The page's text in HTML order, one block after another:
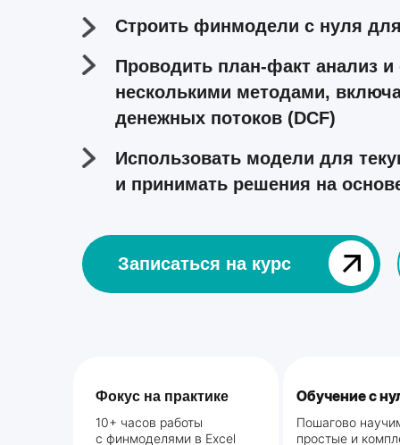
Записаться на курс⠀⠀⠀⠀
Строить финмодели с нуля
Проводить план-факт анализ и
несколькими методами,
денежных потоков (DCF)
Использовать модели для
и принимать решения на
Фокус на практике
10+ часов работы
с финмоделями в Excel
Обучение с
Пошагово
простые и